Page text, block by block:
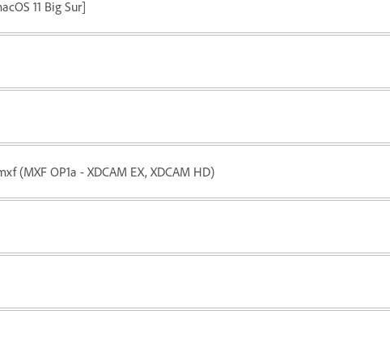
11 Big Sur]
(MXF OP1a - XDCAM EX, XDCAM HD)